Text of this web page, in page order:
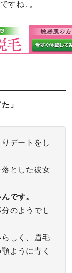
すね…。
」
デートをし
とした彼女
です。
のようでし
しく、眉毛
ように青く